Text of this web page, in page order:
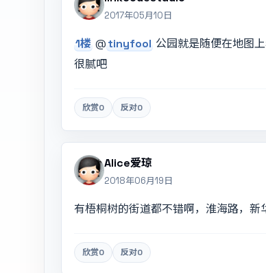
2017年05月10日
1楼 @tinyfool 公园就是随便在地图
很腻吧
欣赏0 反对0
Alice爱琼
2018年06月19日
有梧桐树的街道都不错啊，淮海路，新
欣赏0 反对0